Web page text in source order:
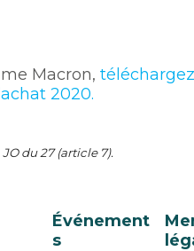
Macron,
2020.
du 27 (article 7).
Événement
s